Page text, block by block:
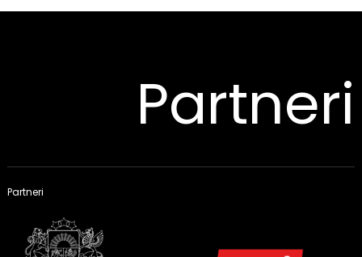
Partneri
Partneri